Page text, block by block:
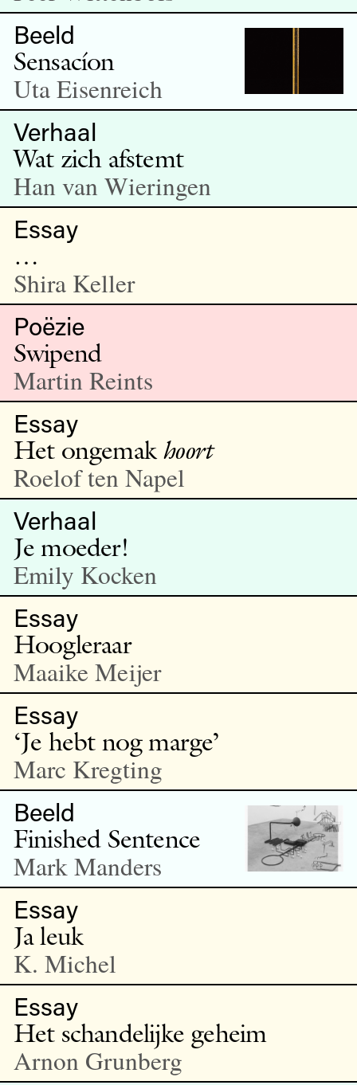
Beeld
Sensacíon
Uta Eisenreich
Verhaal
Wat zich afstemt
Han van Wieringen
Essay
…
Shira Keller
Poëzie
Swipend
Martin Reints
Essay
Het ongemakhoort
Roelof ten Napel
Verhaal
Je moeder!
Emily Kocken
Essay
Hoogleraar
Maaike Meijer
Essay
‘Je hebt nog marge’
Marc Kregting
Beeld
Finished Sentence
Mark Manders
Essay
Ja leuk
K. Michel
Essay
Het schandelijke geheim
Arnon Grunberg